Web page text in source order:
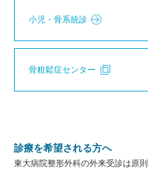
小児・骨系統診
骨粗鬆症センター
診療を希望される方へ
東大病院整形外科の外来受診は原